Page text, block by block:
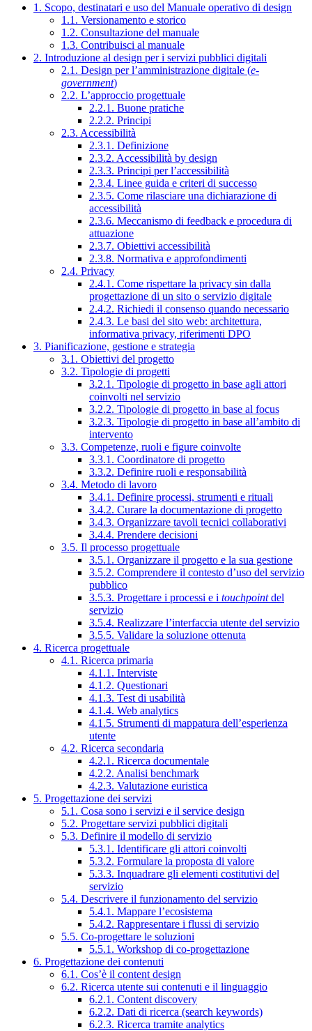
1. Scopo, destinatari e uso del Manuale operativo di design
1.1. Versionamento e storico
1.2. Consultazione del manuale
1.3. Contribuisci al manuale
2. Introduzione al design per i servizi pubblici digitali
2.1. Design per l’amministrazione digitale (e-
government)
2.2. L’approccio progettuale
2.2.1. Buone pratiche
2.2.2. Principi
2.3. Accessibilità
2.3.1. Definizione
2.3.2. Accessibilità by design
2.3.3. Principi per l’accessibilità
2.3.4. Linee guida e criteri di successo
2.3.5. Come rilasciare una dichiarazione di
accessibilità
2.3.6. Meccanismo di feedback e procedura di
attuazione
2.3.7. Obiettivi accessibilità
2.3.8. Normativa e approfondimenti
2.4. Privacy
2.4.1. Come rispettare la privacy sin dalla
progettazione di un sito o servizio digitale
2.4.2. Richiedi il consenso quando necessario
2.4.3. Le basi del sito web: architettura,
informativa privacy, riferimenti DPO
3. Pianificazione, gestione e strategia
3.1. Obiettivi del progetto
3.2. Tipologie di progetti
3.2.1. Tipologie di progetto in base agli attori
coinvolti nel servizio
3.2.2. Tipologie di progetto in base al focus
3.2.3. Tipologie di progetto in base all’ambito di
intervento
3.3. Competenze, ruoli e figure coinvolte
3.3.1. Coordinatore di progetto
3.3.2. Definire ruoli e responsabilità
3.4. Metodo di lavoro
3.4.1. Definire processi, strumenti e rituali
3.4.2. Curare la documentazione di progetto
3.4.3. Organizzare tavoli tecnici collaborativi
3.4.4. Prendere decisioni
3.5. Il processo progettuale
3.5.1. Organizzare il progetto e la sua gestione
3.5.2. Comprendere il contesto d’uso del servizio
pubblico
3.5.3. Progettare i processi e i touchpointdel
servizio
3.5.4. Realizzare l’interfaccia utente del servizio
3.5.5. Validare la soluzione ottenuta
4. Ricerca progettuale
4.1. Ricerca primaria
4.1.1. Interviste
4.1.2. Questionari
4.1.3. Test di usabilità
4.1.4. Web analytics
4.1.5. Strumenti di mappatura dell’esperienza
utente
4.2. Ricerca secondaria
4.2.1. Ricerca documentale
4.2.2. Analisi benchmark
4.2.3. Valutazione euristica
5. Progettazione dei servizi
5.1. Cosa sono i servizi e il service design
5.2. Progettare servizi pubblici digitali
5.3. Definire il modello di servizio
5.3.1. Identificare gli attori coinvolti
5.3.2. Formulare la proposta di valore
5.3.3. Inquadrare gli elementi costitutivi del
servizio
5.4. Descrivere il funzionamento del servizio
5.4.1. Mappare l’ecosistema
5.4.2. Rappresentare i flussi di servizio
5.5. Co-progettare le soluzioni
5.5.1. Workshop di co-progettazione
6. Progettazione dei contenuti
6.1. Cos’è il content design
6.2. Ricerca utente sui contenuti e il linguaggio
6.2.1. Content discovery
6.2.2. Dati di ricerca (search keywords)
6.2.3. Ricerca tramite analytics